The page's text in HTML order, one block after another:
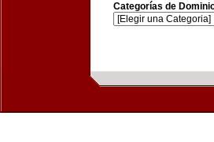
Categorías de